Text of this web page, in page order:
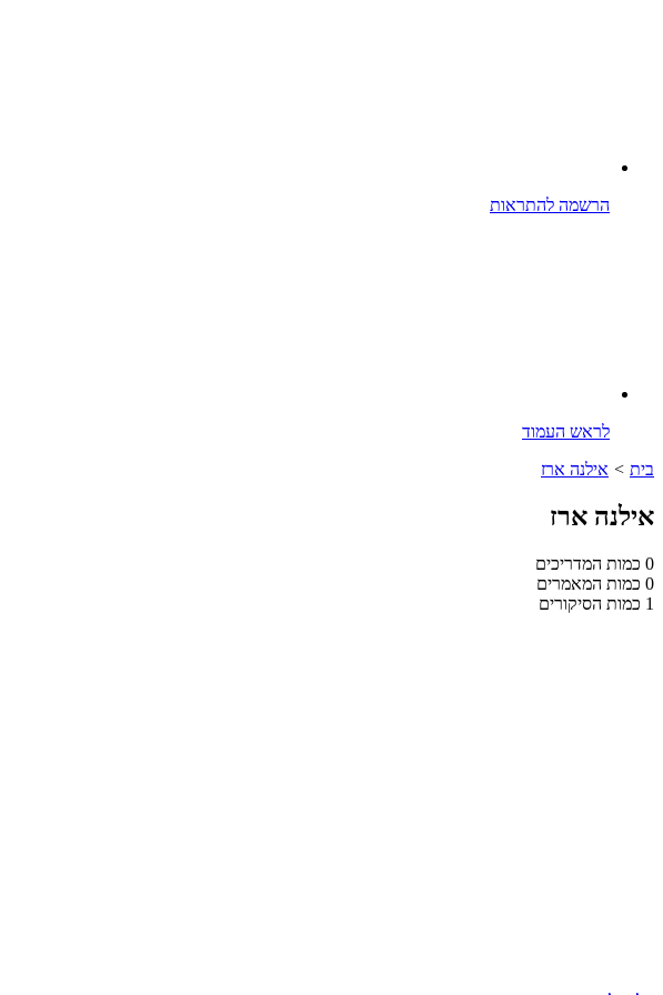
הרשמה להתראות
לראש העמוד
בית > אילנה ארז
אילנה ארז
0 כמות המדריכים
0 כמות המאמרים
1 כמות הסיקורים